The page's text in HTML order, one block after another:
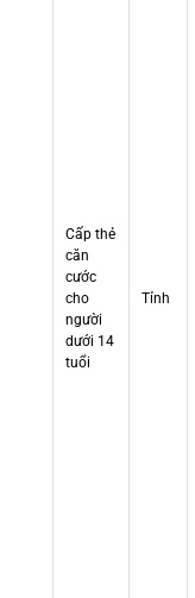
Cấp thẻ
căn
cước
cho
người
dưới 14
tuổi
Tỉnh